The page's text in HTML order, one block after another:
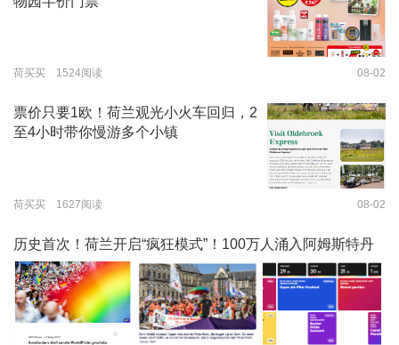
荷买买 1524阅读 08-02
票价只要1欧！荷兰观光小火车回归，2
至4小时带你慢游多个小镇
荷买买 1627阅读 08-02
历史首次！荷兰开启“疯狂模式”！100万人涌入阿姆斯特丹